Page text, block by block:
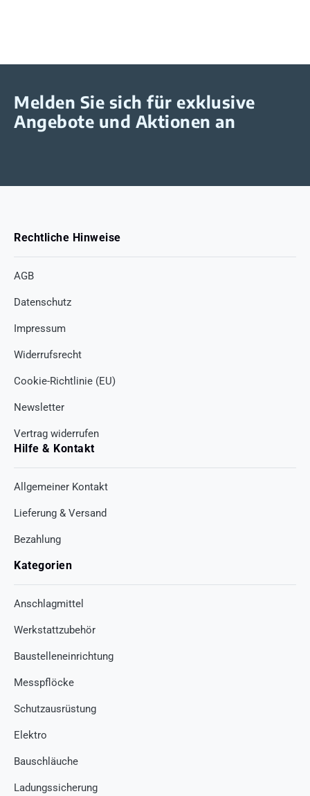
Melden Sie sich für exklusive
Angebote und Aktionen an
Rechtliche Hinweise
AGB
Datenschutz
Impressum
Widerrufsrecht
Cookie-Richtlinie (EU)
Newsletter
Vertrag widerrufen
Hilfe & Kontakt
Allgemeiner Kontakt
Lieferung & Versand
Bezahlung
Kategorien
Anschlagmittel
Werkstattzubehör
Baustelleneinrichtung
Messpflöcke
Schutzausrüstung
Elektro
Bauschläuche
Ladungssicherung